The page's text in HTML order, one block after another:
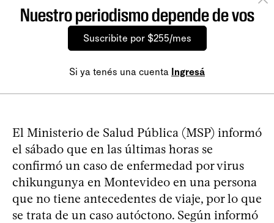
Nuestro periodismo depende de vos
Suscribite por $255/mes
Si ya tenés una cuenta Ingresá
El Ministerio de Salud Pública (MSP) informó
el sábado que en las últimas horas se
confirmó un caso de enfermedad por virus
chikungunya en Montevideo en una persona
que no tiene antecedentes de viaje, por lo que
se trata de un caso autóctono. Según informó